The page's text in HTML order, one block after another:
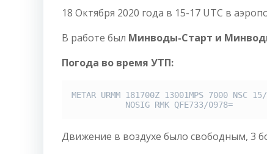
18 Октября 2020 года в 15-17 UTC в
В работе был Минводы-Старт и
Погода во время УТП:
METAR URMM 181700Z 13001MPS 7000 NSC
           NOSIG RMK QFE733/0978=
Движение в воздухе было свободным, 3